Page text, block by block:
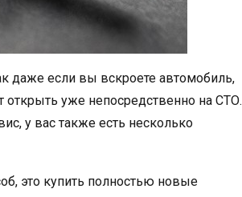
даже если вы вскроете автомобиль,
уже непосредственно на СТО.
у вас также есть несколько
это купить полностью новые